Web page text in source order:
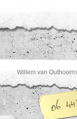
Willem van